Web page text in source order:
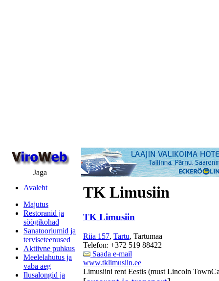
Jaga
Avaleht
Majutus
Restoranid ja
söögikohad
Sanatooriumid ja
terviseteenused
Aktiivne puhkus
Meelelahutus ja
vaba aeg
Ilusalongid ja
TK Limusiin
TK Limusiin
Riia 157, Tartu, Tartumaa
Telefon: +372 519 88422
Saada e-mail
www.tklimusiin.ee
Limusiini rent Eestis (must Lincoln